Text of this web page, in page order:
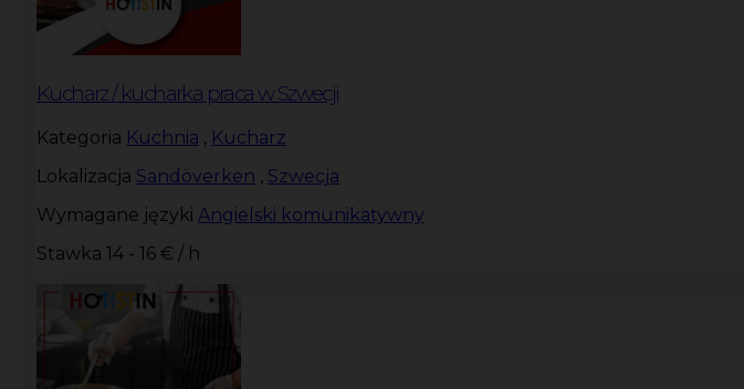
Kucharz / kucharka praca w Szwecji
Kategoria Kuchnia , Kucharz
Lokalizacja Sandöverken , Szwecja
Wymagane języki Angielski komunikatywny
Stawka 14 - 16 € / h